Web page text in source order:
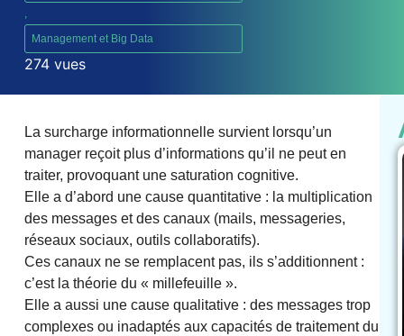
Management et Big Data
274 vues
La surcharge informationnelle survient lorsqu’un
manager reçoit plus d’informations qu’il ne peut en
traiter, provoquant une saturation cognitive.
Elle a d’abord une cause quantitative : la multiplication
des messages et des canaux (mails, messageries,
réseaux sociaux, outils collaboratifs).
Ces canaux ne se remplacent pas, ils s’additionnent :
c’est la théorie du « millefeuille ».
Elle a aussi une cause qualitative : des messages trop
complexes ou inadaptés aux capacités de traitement du